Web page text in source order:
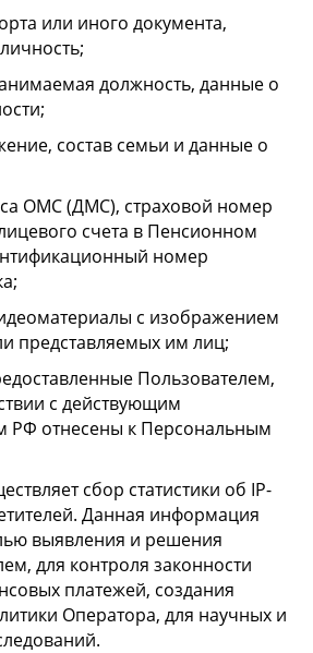
или иного документа,
должность, данные о
состав семьи и данные о
ОМС (ДМС), страховой номер
счета в Пенсионном
номер
с изображением
представляемых им лиц;
Пользователем,
с действующим
РФ отнесены к Персональным
сбор статистики об IP-
Данная информация
выявления и решения
для контроля законности
платежей, создания
Оператора, для научных и